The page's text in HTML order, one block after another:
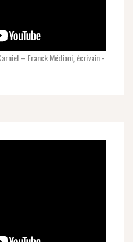
– Franck Médioni, écrivain -